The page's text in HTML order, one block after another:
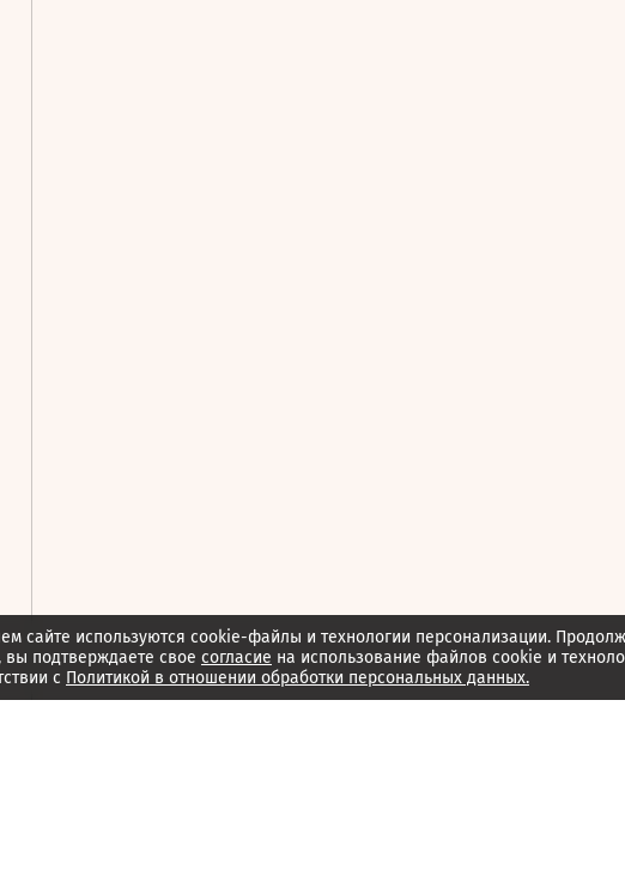
сайте используются cookie-файлы и технологии персонализации.
вы подтверждаете свое согласие на использование файлов cookie и
с Политикой в отношении обработки персональных данных.